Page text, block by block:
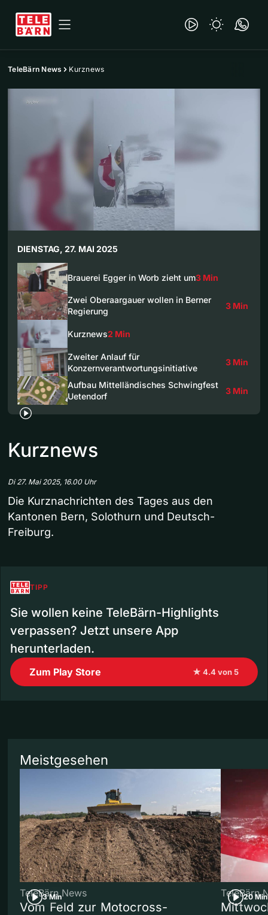
TeleBärn News Kurznews
DIENSTAG, 27. MAI 2025
Brauerei Egger in Worb zieht um3 Min
Zwei Oberaargauer wollen in Berner
Regierung
3 Min
Kurznews2 Min
Zweiter Anlauf für
Konzernverantwortungsinitiative
3 Min
Aufbau Mittelländisches Schwingfest
Uetendorf
3 Min
Kurznews
Di 27. Mai 2025, 16.00 Uhr
Die Kurznachrichten des Tages aus den
Kantonen Bern, Solothurn und Deutsch-
Freiburg.
TIPP
Sie wollen keine TeleBärn-Highlights
verpassen? Jetzt unsere App
herunterladen.
Zum Play Store ★ 4.4 von 5
Meistgesehen
3 Min
TeleBärn News
Vom Feld zur Motocross-
20 Min
TeleBärn